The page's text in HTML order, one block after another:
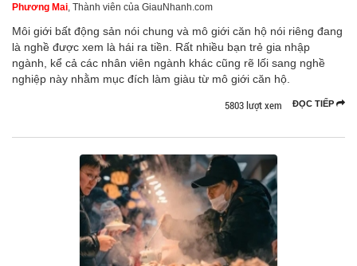
Phương Mai, Thành viên của GiauNhanh.com
Môi giới bất động sản nói chung và mô giới căn hộ nói riêng đang
là nghề được xem là hái ra tiền. Rất nhiều bạn trẻ gia nhập
ngành, kể cả các nhân viên ngành khác cũng rẽ lối sang nghề
nghiệp này nhằm mục đích làm giàu từ mô giới căn hộ.
ĐỌC TIẾP
5803 lượt xem